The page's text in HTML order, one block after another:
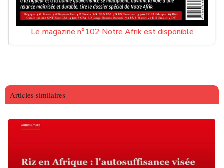
Le magazine n°102 Notre Afrik est disponible
Articles similaires